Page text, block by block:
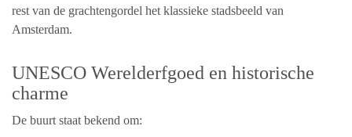
rest van de grachtengordel het klassieke stadsbeeld van
Amsterdam.
UNESCO Werelderfgoed en historische
charme
De buurt staat bekend om: